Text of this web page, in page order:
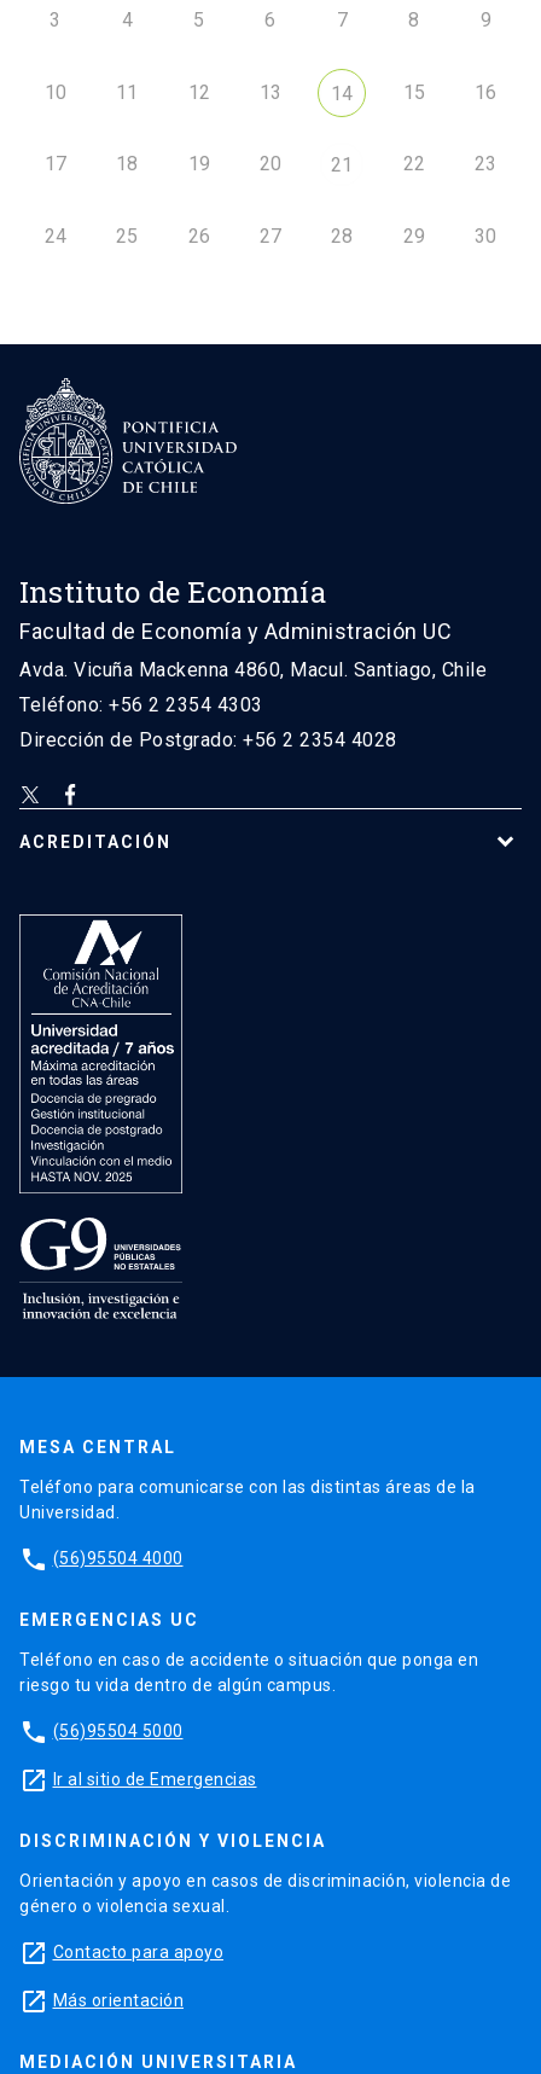
3 4 5 6 7 8 9
10 11 12 13 14 15 16
17 18 19 20 21 22 23
24 25 26 27 28 29 30
Instituto de Economía
Facultad de Economía y Administración UC
Avda. Vicuña Mackenna 4860, Macul. Santiago, Chile
Teléfono: +56 2 2354 4303
Dirección de Postgrado: +56 2 2354 4028
ACREDITACIÓN
MESA CENTRAL
Teléfono para comunicarse con las distintas áreas de la
Universidad.
phone (56)95504 4000
EMERGENCIAS UC
Teléfono en caso de accidente o situación que ponga en
riesgo tu vida dentro de algún campus.
phone (56)95504 5000
launch Ir al sitio de Emergencias
DISCRIMINACIÓN Y VIOLENCIA
Orientación y apoyo en casos de discriminación, violencia de
género o violencia sexual.
launch Contacto para apoyo
launch Más orientación
MEDIACIÓN UNIVERSITARIA